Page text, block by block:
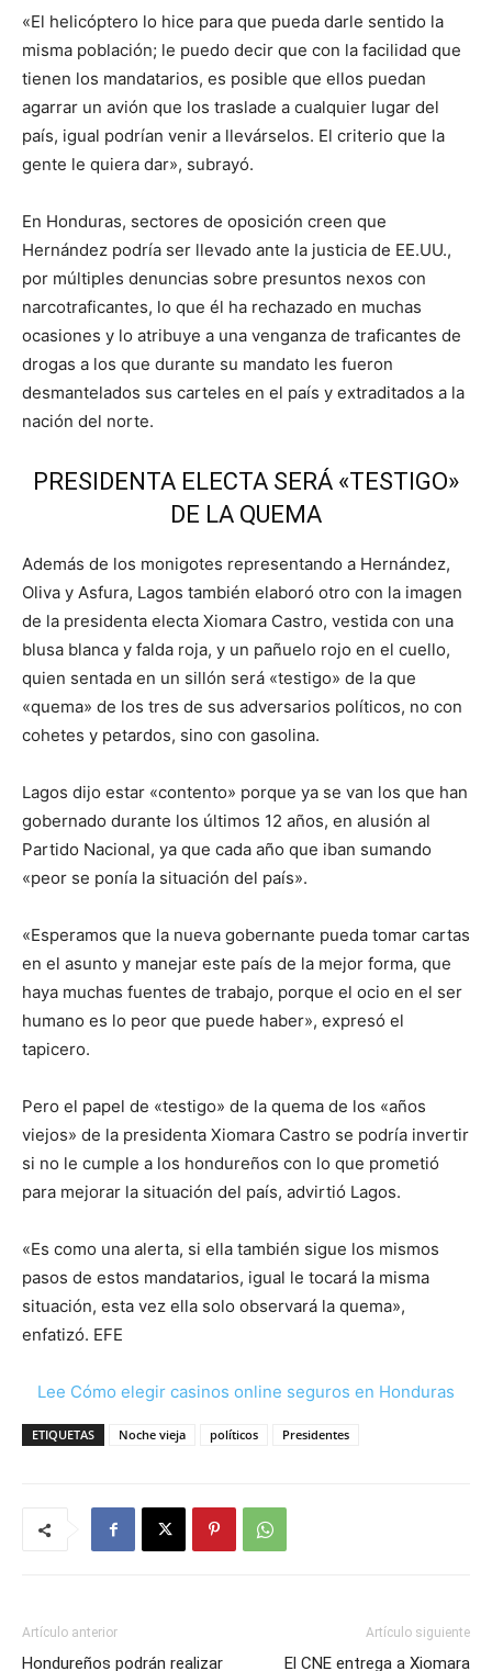
«El helicóptero lo hice para que pueda darle sentido la
misma población; le puedo decir que con la facilidad que
tienen los mandatarios, es posible que ellos puedan
agarrar un avión que los traslade a cualquier lugar del
país, igual podrían venir a llevárselos. El criterio que la
gente le quiera dar», subrayó.
En Honduras, sectores de oposición creen que
Hernández podría ser llevado ante la justicia de EE.UU.,
por múltiples denuncias sobre presuntos nexos con
narcotraficantes, lo que él ha rechazado en muchas
ocasiones y lo atribuye a una venganza de traficantes de
drogas a los que durante su mandato les fueron
desmantelados sus carteles en el país y extraditados a la
nación del norte.
PRESIDENTA ELECTA SERÁ «TESTIGO»
DE LA QUEMA
Además de los monigotes representando a Hernández,
Oliva y Asfura, Lagos también elaboró otro con la imagen
de la presidenta electa Xiomara Castro, vestida con una
blusa blanca y falda roja, y un pañuelo rojo en el cuello,
quien sentada en un sillón será «testigo» de la que
«quema» de los tres de sus adversarios políticos, no con
cohetes y petardos, sino con gasolina.
Lagos dijo estar «contento» porque ya se van los que han
gobernado durante los últimos 12 años, en alusión al
Partido Nacional, ya que cada año que iban sumando
«peor se ponía la situación del país».
«Esperamos que la nueva gobernante pueda tomar cartas
en el asunto y manejar este país de la mejor forma, que
haya muchas fuentes de trabajo, porque el ocio en el ser
humano es lo peor que puede haber», expresó el
tapicero.
Pero el papel de «testigo» de la quema de los «años
viejos» de la presidenta Xiomara Castro se podría invertir
si no le cumple a los hondureños con lo que prometió
para mejorar la situación del país, advirtió Lagos.
«Es como una alerta, si ella también sigue los mismos
pasos de estos mandatarios, igual le tocará la misma
situación, esta vez ella solo observará la quema»,
enfatizó. EFE
Lee Cómo elegir casinos online seguros en Honduras
ETIQUETAS Noche vieja políticos Presidentes
Artículo anterior
Hondureños podrán realizar
Artículo siguiente
El CNE entrega a Xiomara